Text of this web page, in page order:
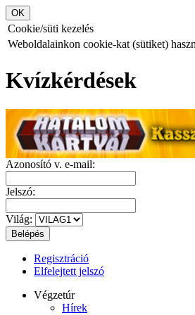
Cookie/süti kezelés
Weboldalainkon cookie-kat (sütiket)
Kvízkérdések
Azonosító v. e-mail:
Jelszó:
Világ:
Regisztráció
Elfelejtett jelszó
Végzetúr
Hírek